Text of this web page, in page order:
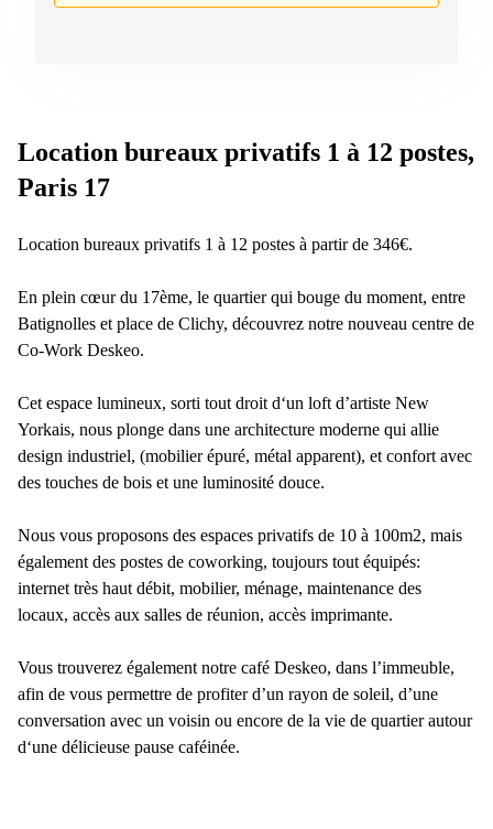
Location bureaux privatifs 1 à 12 postes,
Paris 17
Location bureaux privatifs 1 à 12 postes à partir de 346€.
En plein cœur du 17ème, le quartier qui bouge du moment, entre
Batignolles et place de Clichy, découvrez notre nouveau centre de
Co-Work Deskeo.
Cet espace lumineux, sorti tout droit d‘un loft d’artiste New
Yorkais, nous plonge dans une architecture moderne qui allie
design industriel, (mobilier épuré, métal apparent), et confort avec
des touches de bois et une luminosité douce.
Nous vous proposons des espaces privatifs de 10 à 100m2, mais
également des postes de coworking, toujours tout équipés:
internet très haut débit, mobilier, ménage, maintenance des
locaux, accès aux salles de réunion, accès imprimante.
Vous trouverez également notre café Deskeo, dans l’immeuble,
afin de vous permettre de profiter d’un rayon de soleil, d’une
conversation avec un voisin ou encore de la vie de quartier autour
d‘une délicieuse pause caféinée.